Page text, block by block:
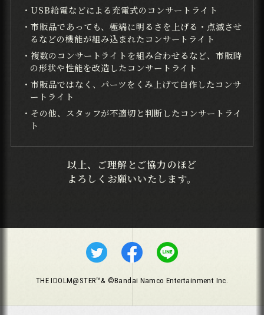
・USB給電などによる充電式のコンサートライト
・市販品であっても、極端に明るさを上げる・点滅させ
るなどの機能が組み込まれたコンサートライト
・複数のコンサートライトを組み合わせるなど、市販時
の形状や性能を改造したコンサートライト
・市販品ではなく、パーツをくみ上げて自作したコンサ
ートライト
・その他、スタッフが不適切と判断したコンサートライ
ト
以上、ご理解とご協力のほど
よろしくお願いいたします。
THE IDOLM@STER™& ©Bandai Namco Entertainment Inc.